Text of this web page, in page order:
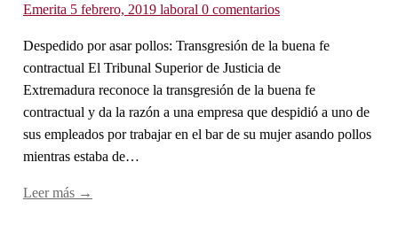
Emerita 5 febrero, 2019 laboral 0 comentarios
Despedido por asar pollos: Transgresión de la buena fe
contractual El Tribunal Superior de Justicia de
Extremadura reconoce la transgresión de la buena fe
contractual y da la razón a una empresa que despidió a uno de
sus empleados por trabajar en el bar de su mujer asando pollos
mientras estaba de…
Leer más →